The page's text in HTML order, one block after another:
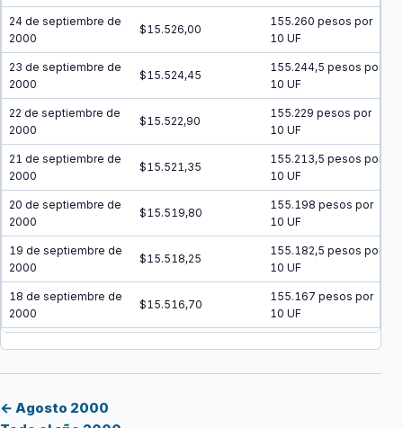
24 de septiembre de
2000
$15.526,00
155.260 pesos por
10 UF
23 de septiembre de
2000
$15.524,45
155.244,5 pesos por
10 UF
22 de septiembre de
2000
$15.522,90
155.229 pesos por
10 UF
21 de septiembre de
2000
$15.521,35
155.213,5 pesos por
10 UF
20 de septiembre de
2000
$15.519,80
155.198 pesos por
10 UF
19 de septiembre de
2000
$15.518,25
155.182,5 pesos por
10 UF
18 de septiembre de
2000
$15.516,70
155.167 pesos por
10 UF
$15.515,15
2000
← Agosto 2000